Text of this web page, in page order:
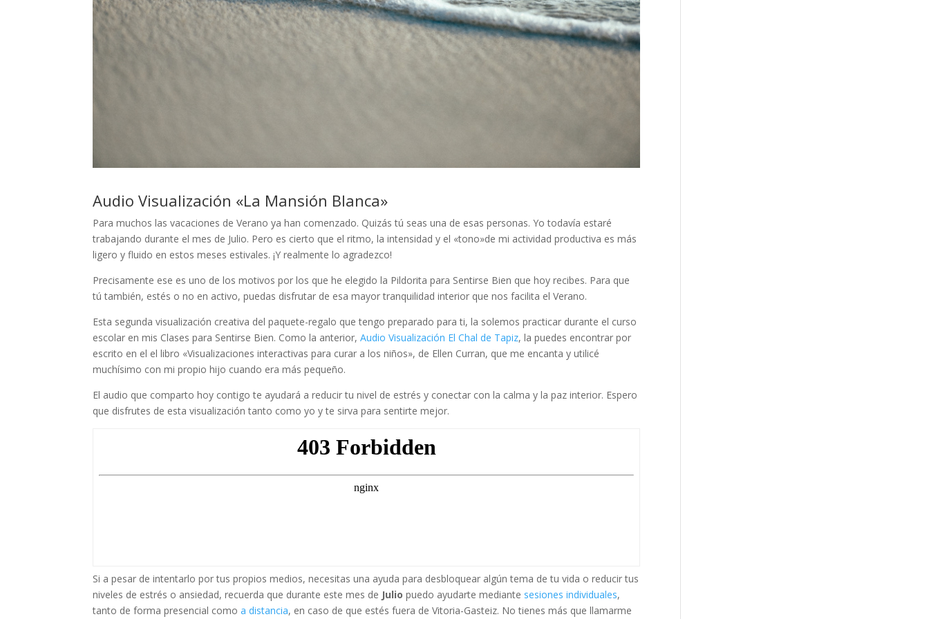
Audio Visualización «La Mansión Blanca»
Para muchos las vacaciones de Verano ya han comenzado. Quizás tú seas una de esas personas. Yo todavía estaré
trabajando durante el mes de Julio. Pero es cierto que el ritmo, la intensidad y el «tono»de mi actividad productiva es más
ligero y fluido en estos meses estivales. ¡Y realmente lo agradezco!
Precisamente ese es uno de los motivos por los que he elegido la Pildorita para Sentirse Bien que hoy recibes. Para que
tú también, estés o no en activo, puedas disfrutar de esa mayor tranquilidad interior que nos facilita el Verano.
Esta segunda visualización creativa del paquete-regalo que tengo preparado para ti, la solemos practicar durante el curso
escolar en mis Clases para Sentirse Bien. Como la anterior,Audio Visualización El Chal de Tapiz, la puedes encontrar por
escrito en el el libro «Visualizaciones interactivas para curar a los niños», de Ellen Curran, que me encanta y utilicé
muchísimo con mi propio hijo cuando era más pequeño.
El audio que comparto hoy contigo te ayudará a reducir tu nivel de estrés y conectar con la calma y la paz interior. Espero
que disfrutes de esta visualización tanto como yo y te sirva para sentirte mejor.
Si a pesar de intentarlo por tus propios medios, necesitas una ayuda para desbloquear algún tema de tu vida o reducir tus
niveles de estrés o ansiedad, recuerda que durante este mes de Julio puedo ayudarte mediante sesiones individuales,
tanto de forma presencial comoa distancia, en caso de que estés fuera de Vitoria-Gasteiz. No tienes más que llamarme